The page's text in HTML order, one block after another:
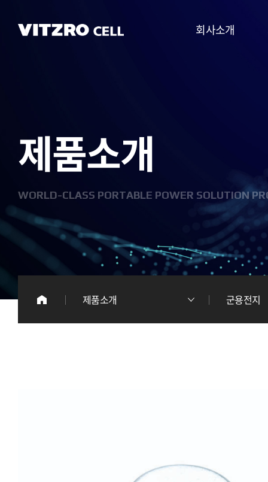
회사소개
조직도
사업분야
찾아오시는 길
리
제품소개
WORLD-CLASS PORTABLE POWER SOLUTION
제품소개 군용전지